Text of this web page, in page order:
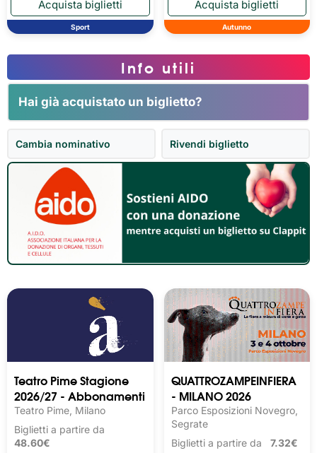
Sport Autunno
Teatro Pime Stagione
2026/27 - Abbonamenti
Teatro Pime, Milano
Biglietti a partire da
48.60€
QUATTROZAMPEINFIERA
- MILANO 2026
Parco Esposizioni Novegro,
Segrate
Biglietti a partire da 7.32€
Info utili
Hai già acquistato un biglietto?
Cambia nominativo Rivendi biglietto